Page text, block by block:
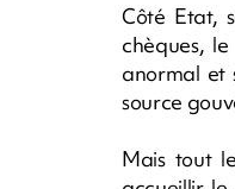
Côté Etat,
chèques,
anormal et
source
Mais tout